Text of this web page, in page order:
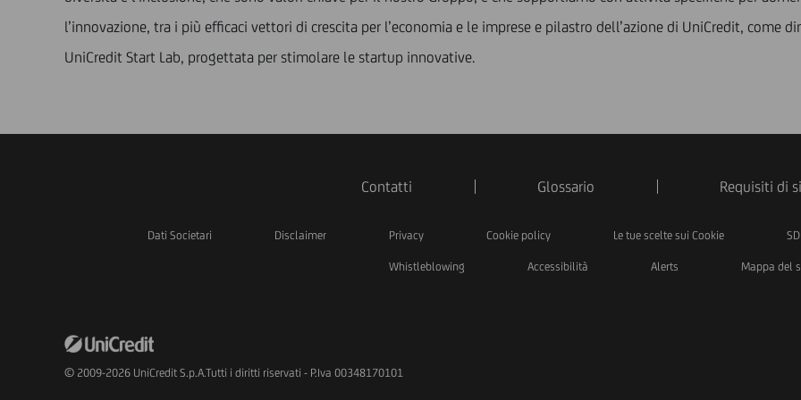
l’innovazione, tra i più efficaci vettori di crescita per l’economia e le imprese e pilastro dell’azione di UniCredit, come
UniCredit Start Lab, progettata per stimolare le startup innovative.
Contatti Glossario Requisiti di
Dati Societari Disclaimer Privacy Cookie policy Le tue scelte sui Cookie
Whistleblowing Accessibilità Alerts Mappa del
© 2009-2026 UniCredit S.p.A.Tutti i diritti riservati - P.Iva 00348170101